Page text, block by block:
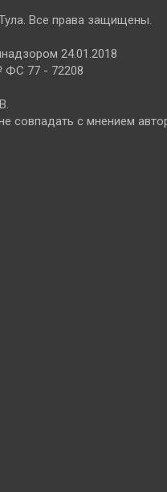
Все права защищены.
24.01.2018
ФС 77 - 72208
совпадать с мнением